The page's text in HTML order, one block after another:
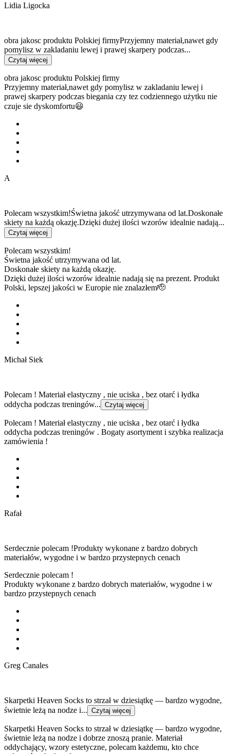
Lidia Ligocka
obra jakosc produktu Polskiej firmyPrzyjemny materiał,nawet gdy
pomylisz w zakladaniu lewej i prawej skarpery podczas...
Czytaj więcej
obra jakosc produktu Polskiej firmy
Przyjemny materiał,nawet gdy pomylisz w zakladaniu lewej i
prawej skarpery podczas biegania czy tez codziennego użytku nie
czuje sie dyskomfortu😃
A
Polecam wszystkim!Świetna jakość utrzymywana od lat.Doskonałe
skiety na każdą okazję.Dzięki dużej ilości wzorów idealnie nadają...
Czytaj więcej
Polecam wszystkim!
Świetna jakość utrzymywana od lat.
Doskonałe skiety na każdą okazję.
Dzięki dużej ilości wzorów idealnie nadają się na prezent. Produkt
Polski, lepszej jakości w Europie nie znalazłem🫡
Michał Siek
Polecam ! Materiał elastyczny , nie uciska , bez otarć i łydka
oddycha podczas treningów... Czytaj więcej
Polecam ! Materiał elastyczny , nie uciska , bez otarć i łydka
oddycha podczas treningów . Bogaty asortyment i szybka realizacja
zamówienia !
Rafał
Serdecznie polecam !Produkty wykonane z bardzo dobrych
materiałów, wygodne i w bardzo przystepnych cenach
Serdecznie polecam !
Produkty wykonane z bardzo dobrych materiałów, wygodne i w
bardzo przystepnych cenach
Greg Canales
Skarpetki Heaven Socks to strzał w dziesiątkę — bardzo wygodne,
świetnie leżą na nodze i... Czytaj więcej
Skarpetki Heaven Socks to strzał w dziesiątkę — bardzo wygodne,
świetnie leżą na nodze i dobrze znoszą pranie. Materiał
oddychający, wzory estetyczne, polecam każdemu, kto chce